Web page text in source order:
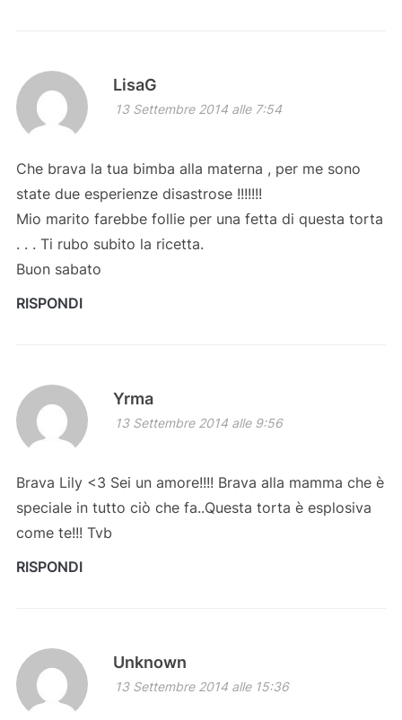
LisaG
13 Settembre 2014 alle 7:54
Che brava la tua bimba alla materna , per me sono
state due esperienze disastrose !!!!!!!
Mio marito farebbe follie per una fetta di questa torta
. . . Ti rubo subito la ricetta.
Buon sabato
RISPONDI
Yrma
13 Settembre 2014 alle 9:56
Brava Lily <3 Sei un amore!!!! Brava alla mamma che è
speciale in tutto ciò che fa..Questa torta è esplosiva
come te!!! Tvb
RISPONDI
Unknown
13 Settembre 2014 alle 15:36